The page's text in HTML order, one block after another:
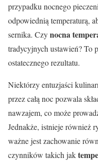
przypadku nocnego
odpowiednią temperaturą,
sernika. Czynocna
tradycyjnych ustawień? To
ostatecznego rezultatu.
Niektórzy entuzjaści
przez całą noc pozwala
nawzajem, co może
Jednakże, istnieje również
ważne jest zachowanie
czynników takich jak